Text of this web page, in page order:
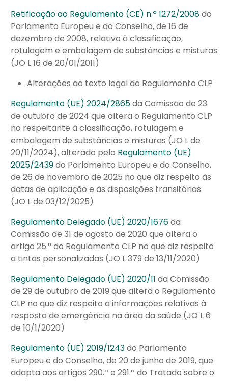
Retificação ao Regulamento (CE) n.º 1272/2008do
Parlamento Europeu e do Conselho, de 16 de
dezembro de 2008, relativo à classificação,
rotulagem e embalagem de substâncias e misturas
(JO L 16 de 20/01/2011)
Alterações ao texto legal do Regulamento CLP
Regulamento (UE) 2024/2865da Comissão de 23
de outubro de 2024 que altera o Regulamento CLP
no respeitante à classificação, rotulagem e
embalagem de substâncias e misturas (JO L de
20/11/2024), alterado pelo Regulamento (UE)
2025/2439do Parlamento Europeu e do Conselho,
de 26 de novembro de 2025 no que diz respeito às
datas de aplicação e às disposições transitórias
(JO L de 03/12/2025)
Regulamento Delegado (UE) 2020/1676da
Comissão de 31 de agosto de 2020 que altera o
artigo 25.° do Regulamento CLP no que diz respeito
a tintas personalizadas (JO L 379 de 13/11/2020)
Regulamento Delegado (UE) 2020/11 da Comissão
de 29 de outubro de 2019 que altera o Regulamento
CLP no que diz respeito a informações relativas à
resposta de emergência na área da saúde (JO L 6
de 10/1/2020)
Regulamento (UE) 2019/1243do Parlamento
Europeu e do Conselho, de 20 de junho de 2019, que
adapta aos artigos 290.º e 291.º do Tratado sobre o